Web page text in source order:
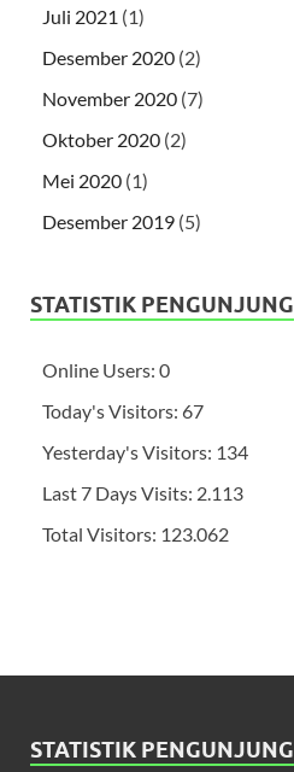
Juli 2021 (1)
Desember 2020 (2)
November 2020 (7)
Oktober 2020 (2)
Mei 2020 (1)
Desember 2019 (5)
STATISTIK PENGUNJUNG
Online Users: 0
Today's Visitors: 67
Yesterday's Visitors: 134
Last 7 Days Visits: 2.113
Total Visitors: 123.062
STATISTIK PENGUNJUNG